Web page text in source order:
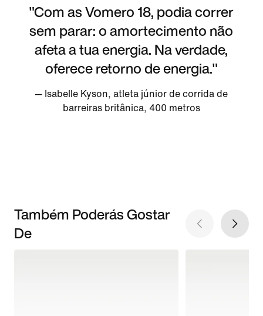
"Com as Vomero 18, podia correr
sem parar: o amortecimento não
afeta a tua energia. Na verdade,
oferece retorno de energia."
— Isabelle Kyson, atleta júnior de corrida de
barreiras britânica, 400 metros
Também Poderás Gostar
De